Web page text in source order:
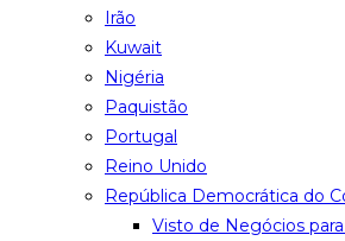
Irão
Kuwait
Nigéria
Paquistão
Portugal
Reino Unido
República Democrática do
Visto de Negócios